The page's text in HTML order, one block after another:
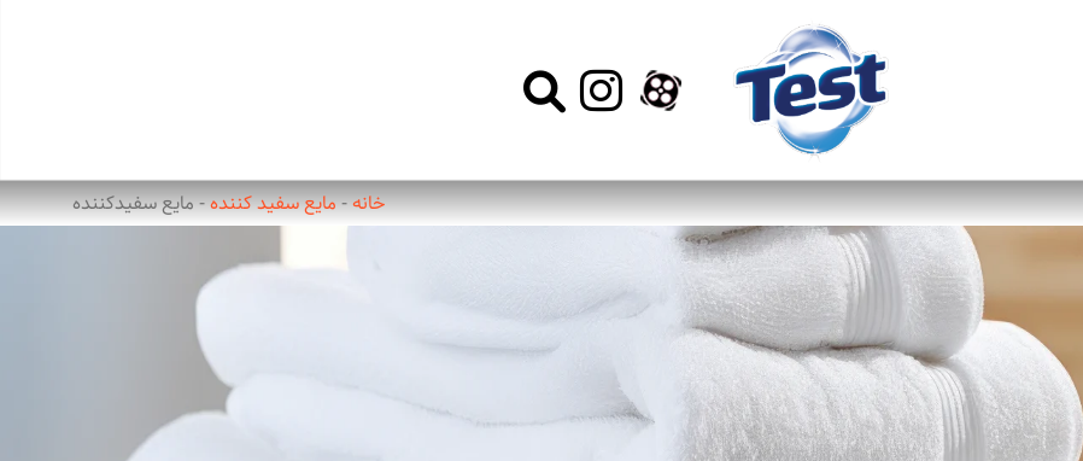
خانه-مایع سفید کننده-مایع سفیدکننده